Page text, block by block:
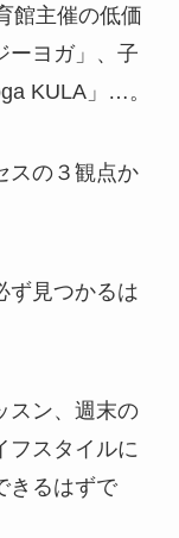
館主催の低価
ーヨガ」、子
KULA」…。
スの３観点か
ず見つかるは
スン、週末の
フスタイルに
きるはずで